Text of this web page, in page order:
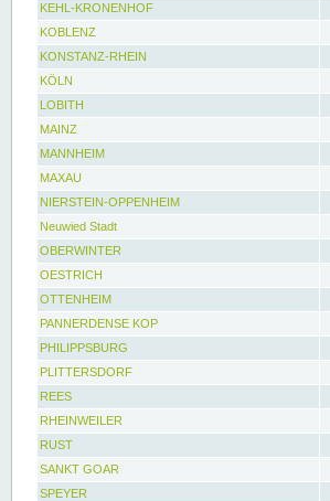
KEHL-KRONENHOF
KOBLENZ
KONSTANZ-RHEIN
KÖLN
LOBITH
MAINZ
MANNHEIM
MAXAU
NIERSTEIN-OPPENHEIM
Neuwied Stadt
OBERWINTER
OESTRICH
OTTENHEIM
PANNERDENSE KOP
PHILIPPSBURG
PLITTERSDORF
REES
RHEINWEILER
RUST
SANKT GOAR
SPEYER